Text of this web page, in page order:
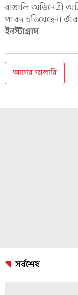
বাঙালি অভিনেত্রী
পারদ চড়িয়েছেন।
ইনস্টাগ্রাম
আগের গ্যালারি
সর্বশেষ